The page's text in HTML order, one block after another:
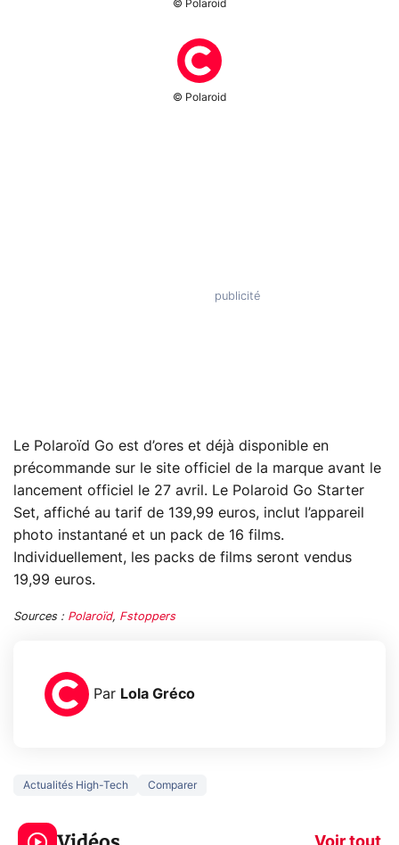
© Polaroid
© Polaroid
Le Polaroïd Go est d’ores et déjà disponible en
précommande sur le site officiel de la marque avant le
lancement officiel le 27 avril. Le Polaroid Go Starter
Set, affiché au tarif de 139,99 euros, inclut l’appareil
photo instantané et un pack de 16 films.
Individuellement, les packs de films seront vendus
19,99 euros.
Sources : Polaroïd, Fstoppers
Par Lola Gréco
Actualités High-Tech Comparer
3 écrans en 1 pour
319€ ? Voici L'AOC